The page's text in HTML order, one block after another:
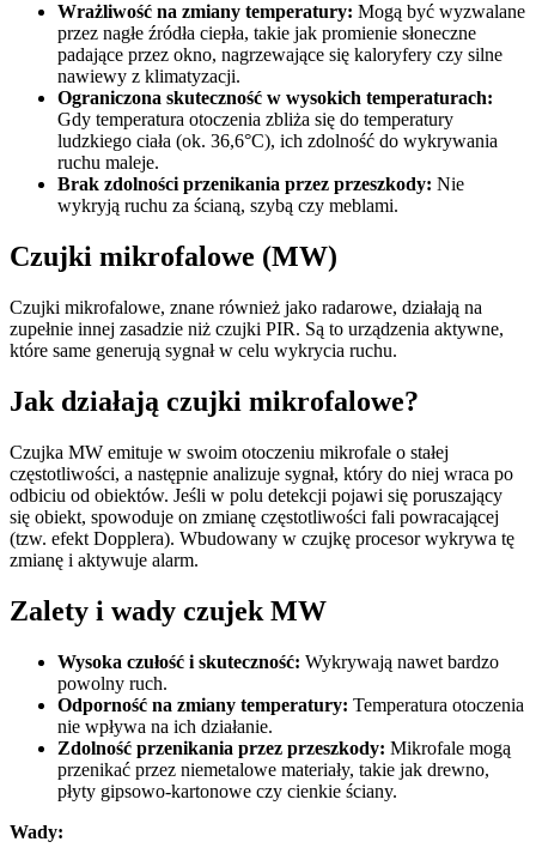
Wrażliwość na zmiany temperatury: Mogą być wyzwalane
przez nagłe źródła ciepła, takie jak promienie słoneczne
padające przez okno, nagrzewające się kaloryfery czy silne
nawiewy z klimatyzacji.
Ograniczona skuteczność w wysokich temperaturach:
Gdy temperatura otoczenia zbliża się do temperatury
ludzkiego ciała (ok. 36,6°C), ich zdolność do wykrywania
ruchu maleje.
Brak zdolności przenikania przez przeszkody: Nie
wykryją ruchu za ścianą, szybą czy meblami.
Czujki mikrofalowe (MW)
Czujki mikrofalowe, znane również jako radarowe, działają na
zupełnie innej zasadzie niż czujki PIR. Są to urządzenia aktywne,
które same generują sygnał w celu wykrycia ruchu.
Jak działają czujki mikrofalowe?
Czujka MW emituje w swoim otoczeniu mikrofale o stałej
częstotliwości, a następnie analizuje sygnał, który do niej wraca po
odbiciu od obiektów. Jeśli w polu detekcji pojawi się poruszający
się obiekt, spowoduje on zmianę częstotliwości fali powracającej
(tzw. efekt Dopplera). Wbudowany w czujkę procesor wykrywa tę
zmianę i aktywuje alarm.
Zalety i wady czujek MW
Wysoka czułość i skuteczność: Wykrywają nawet bardzo
powolny ruch.
Odporność na zmiany temperatury: Temperatura otoczenia
nie wpływa na ich działanie.
Zdolność przenikania przez przeszkody: Mikrofale mogą
przenikać przez niemetalowe materiały, takie jak drewno,
płyty gipsowo-kartonowe czy cienkie ściany.
Wady: